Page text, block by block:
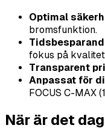
Optimal
bromsfunktion.
fokus på
Transparent
Anpassat för
FOCUS C-MAX
När är det